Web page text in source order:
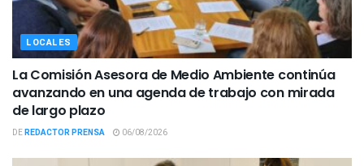
LOCALES
La Comisión Asesora de Medio Ambiente continúa
avanzando en una agenda de trabajo con mirada
de largo plazo
DEREDACTOR PRENSA 06/08/2026